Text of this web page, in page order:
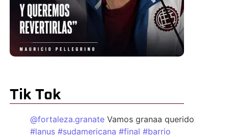
Tik Tok
@fortaleza.granate Vamos granaa querido
#lanus #sudamericana #final #barrio